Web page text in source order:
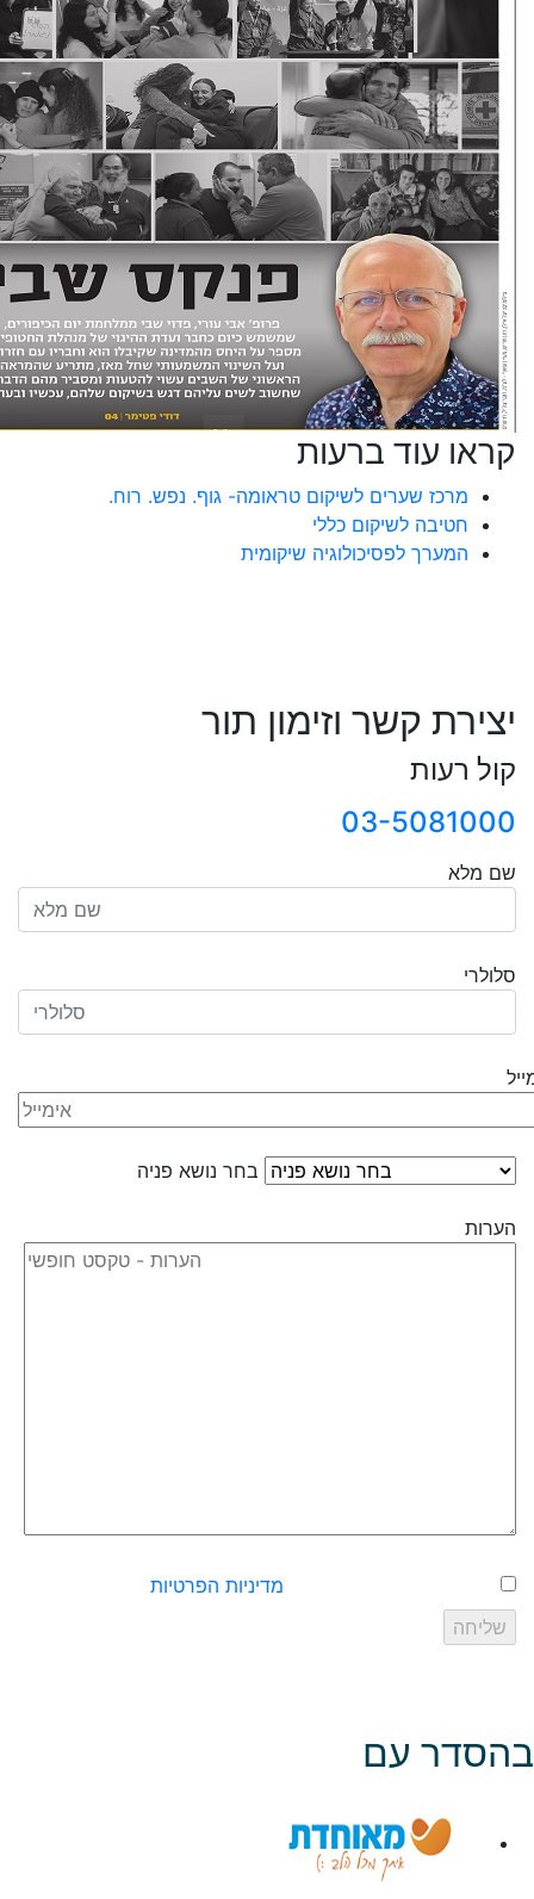
קראו עוד ברעות
מרכז שערים לשיקום טראומה- גוף. נפש. רוח.
חטיבה לשיקום כללי
המערך לפסיכולוגיה שיקומית
יצירת קשר וזימון תור
קול רעות
03-5081000
שם מלא
סלולרי
בחר נושא פניה
הערות
מדיניות הפרטיות
בהסדר עם